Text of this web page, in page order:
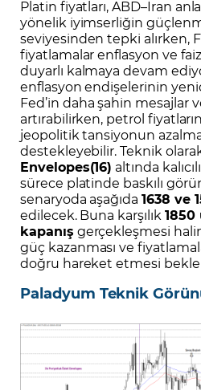
Platin fiyatları, ABD–İran
yönelik iyimserliğin
seviyesinden tepki alırken,
fiyatlamalar enflasyon ve
duyarlı kalmaya devam
enflasyon endişelerinin
Fed’in daha şahin mesajlar
artırabilirken, petrol
jeopolitik tansiyonun
destekleyebilir. Teknik
Envelopes(16) altında
sürece platinde baskılı
senaryoda aşağıda1638 ve
edilecek. Buna karşılık
kapanış gerçekleşmesi
güç kazanması ve
doğru hareket etmesi
Paladyum Teknik